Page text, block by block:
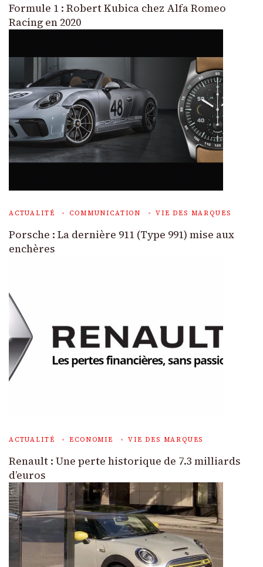
Formule 1 : Robert Kubica chez Alfa Romeo
Racing en 2020
ACTUALITÉ COMMUNICATION VIE DES MARQUES
Porsche : La dernière 911 (Type 991) mise aux
enchères
ACTUALITÉ ECONOMIE VIE DES MARQUES
Renault : Une perte historique de 7.3 milliards
d’euros